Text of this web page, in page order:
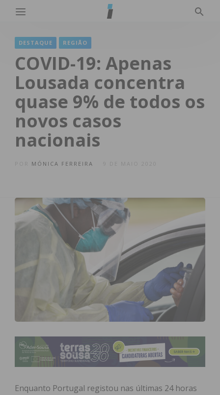
DESTAQUE REGIÃO
COVID-19: Apenas
Lousada concentra
quase 9% de todos os
novos casos
nacionais
MÓNICA FERREIRA 9 DE MAIO 2020
Enquanto Portugal registou nas últimas 24 horas